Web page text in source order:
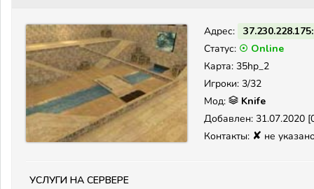
Адрес:
Статус: ☉ Online
Карта: 35hp_2
Игроки: 3/32
Мод:
Knife
Добавлен: 31.07.2020
Контакты: ✘ не
Услуги на сервере